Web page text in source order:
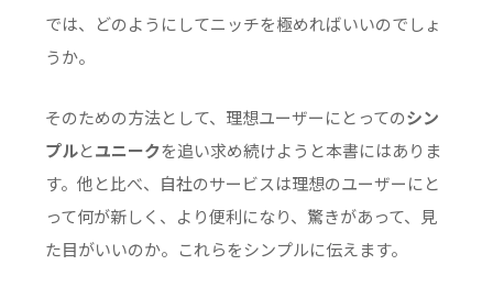
では、どのようにしてニッチを極めればいいのでしょ
うか。
そのための方法として、理想ユーザーにとってのシン
プルとユニークを追い求め続けようと本書にはありま
す。他と比べ、自社のサービスは理想のユーザーにと
って何が新しく、より便利になり、驚きがあって、見
た目がいいのか。これらをシンプルに伝えます。